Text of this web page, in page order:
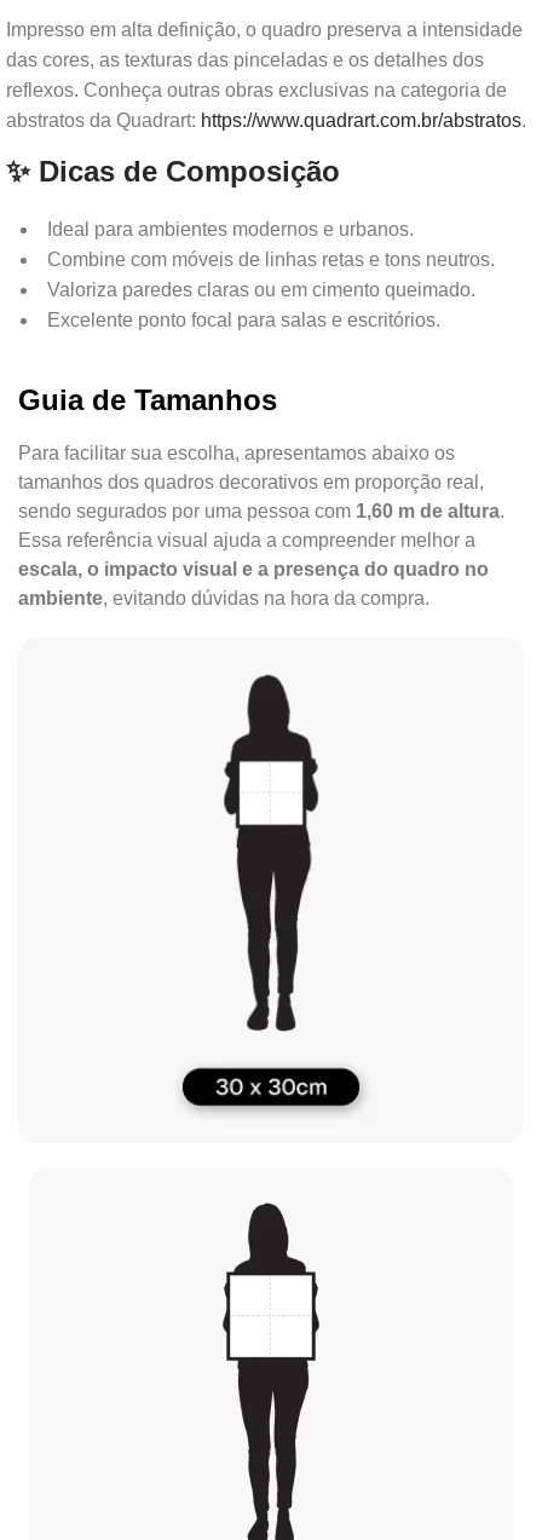
Impresso em alta definição, o quadro preserva a intensidade
das cores, as texturas das pinceladas e os detalhes dos
reflexos. Conheça outras obras exclusivas na categoria de
abstratos da Quadrart: https://www.quadrart.com.br/abstratos.
✨ Dicas de Composição
Ideal para ambientes modernos e urbanos.
Combine com móveis de linhas retas e tons neutros.
Valoriza paredes claras ou em cimento queimado.
Excelente ponto focal para salas e escritórios.
Guia de Tamanhos
Para facilitar sua escolha, apresentamos abaixo os
tamanhos dos quadros decorativos em proporção real,
sendo segurados por uma pessoa com 1,60 m de altura.
Essa referência visual ajuda a compreender melhor a
escala, o impacto visual e a presença do quadro no
ambiente, evitando dúvidas na hora da compra.